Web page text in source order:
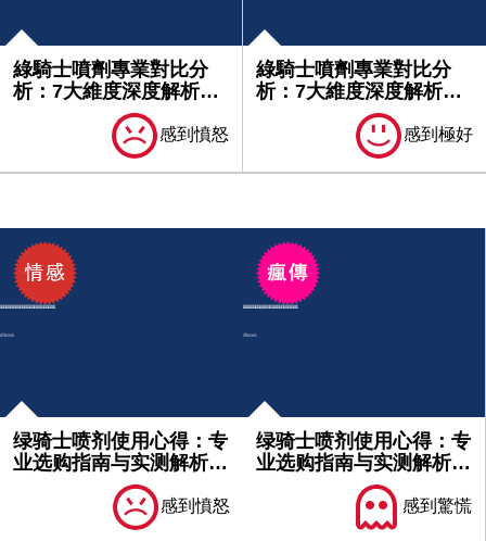
綠騎士噴劑專業對比分
析：7大維度深度解析產
感到憤怒
綠騎士噴劑專業對比分
析：7大維度深度解析產
感到極好
绿骑士喷剂使用心得：专
业选购指南与实测解析｜
感到憤怒
绿骑士喷剂使用心得：专
业选购指南与实测解析｜
感到驚慌